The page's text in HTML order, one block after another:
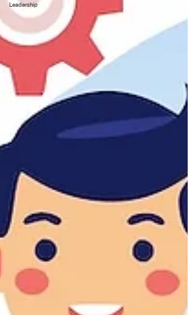
Leadership